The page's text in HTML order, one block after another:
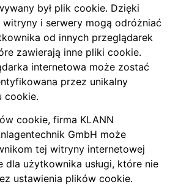
był plik cookie. Dzięki
i serwery mogą odróżniać
od innych przeglądarek
zawierają inne pliki cookie.
internetowa może zostać
przez unikalny
cookie.
cookie, firma KLANN
GmbH może
tej witryny internetowej
dla użytkownika usługi, które nie
ustawienia plików cookie.